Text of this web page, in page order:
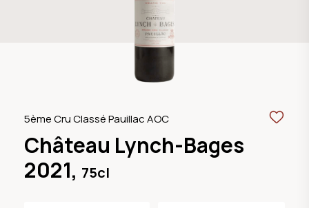
5ème Cru Classé Pauillac AOC
Château Lynch-Bages
2021, 75cl